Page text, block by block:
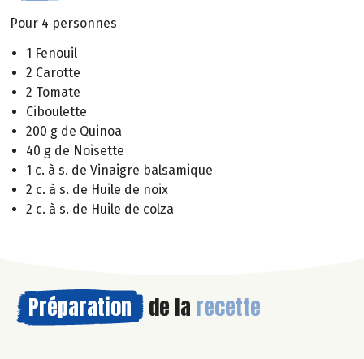
Pour 4 personnes
1 Fenouil
2 Carotte
2 Tomate
Ciboulette
200 g de Quinoa
40 g de Noisette
1 c. à s. de Vinaigre balsamique
2 c. à s. de Huile de noix
2 c. à s. de Huile de colza
Préparation de la recette